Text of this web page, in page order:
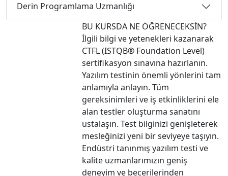
Derin Programlama Uzmanlığı
BU KURSDA NE ÖĞRENECEKSİN?
İlgili bilgi ve yetenekleri kazanarak
CTFL (ISTQB® Foundation Level)
sertifikasyon sınavına hazırlanın.
Yazılım testinin önemli yönlerini tam
anlamıyla anlayın. Tüm
gereksinimleri ve iş etkinliklerini ele
alan testler oluşturma sanatını
ustalaşın. Test bilginizi genişleterek
mesleğinizi yeni bir seviyeye taşıyın.
Endüstri tanınmış yazılım testi ve
kalite uzmanlarımızın geniş
deneyim ve becerilerinden